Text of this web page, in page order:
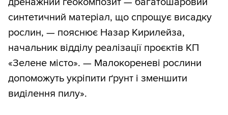
синтетичний матеріал, що спрощує висадку
рослин, — пояснює Назар Кирилейза,
начальник відділу реалізації проєктів КП
«Зелене місто». — Малокореневі рослини
допоможуть укріпити ґрунт і зменшити
виділення пилу».